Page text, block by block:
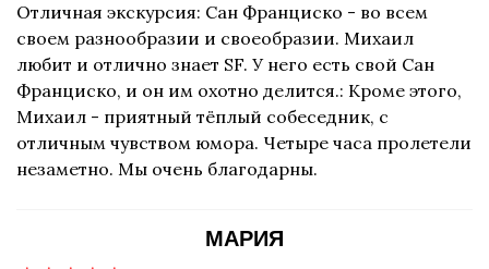
Отличная экскурсия: Сан Франциско - во всем
своем разнообразии и своеобразии. Михаил
любит и отлично знает SF. У него есть свой Сан
Франциско, и он им охотно делится.: Кроме этого,
Михаил - приятный тёплый собеседник, с
отличным чувством юмора. Четыре часа пролетели
незаметно. Мы очень благодарны.
МАРИЯ